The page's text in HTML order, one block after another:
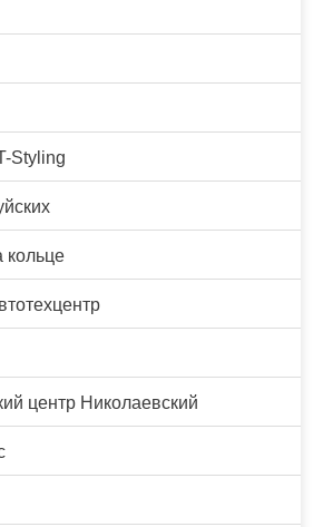
Styling
кольце
центр Николаевский